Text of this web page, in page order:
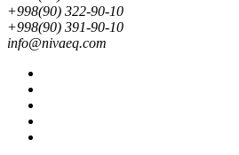
+998(90) 322-90-10
+998(90) 391-90-10
info@nivaeq.com